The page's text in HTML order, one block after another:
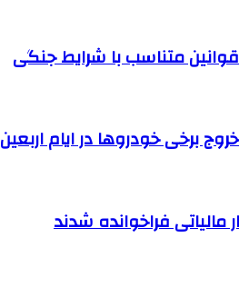
متناسب با شرایط جنگی
برخی خودروها در ایام اربعین
مالیاتی فراخوانده شدند